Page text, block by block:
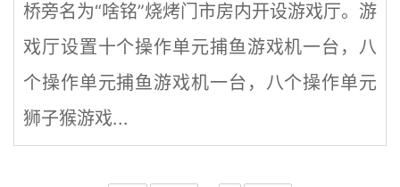
桥旁名为“啥铭”烧烤门市房内开设游戏厅。游
戏厅设置十个操作单元捕鱼游戏机一台，八
个操作单元捕鱼游戏机一台，八个操作单元
狮子猴游戏...